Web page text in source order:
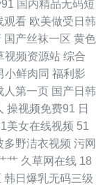
小视频自慰 国产传
视频在线播放 黄页
品1区 日日久久 四
网 8哥电影网在线观
在线播放 91视频大
国内精品无码短
观看 欧美做受日韩
国产丝袜一区 黄色
视频资源站 综合
小鲜肉同 福利影
人第一页 国产日韩
操视频免费91 日
美女在线视频 51
多野洁衣视频 污网
艹 久草网在线 18
韩日爆乳无码三级